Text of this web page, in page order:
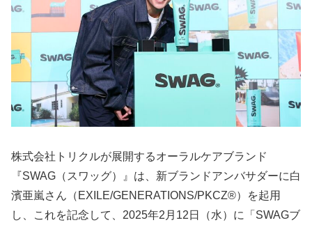
株式会社トリクルが展開するオーラルケアブランド
『SWAG（スワッグ）』は、新ブランドアンバサダーに白
濱亜嵐さん（EXILE/GENERATIONS/PKCZ®）を起用
し、これを記念して、2025年2月12日（水）に「SWAGブ